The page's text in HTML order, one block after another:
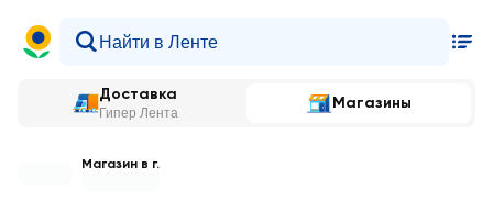
Доставка
Гипер Лента
Магазины
Магазин в г.